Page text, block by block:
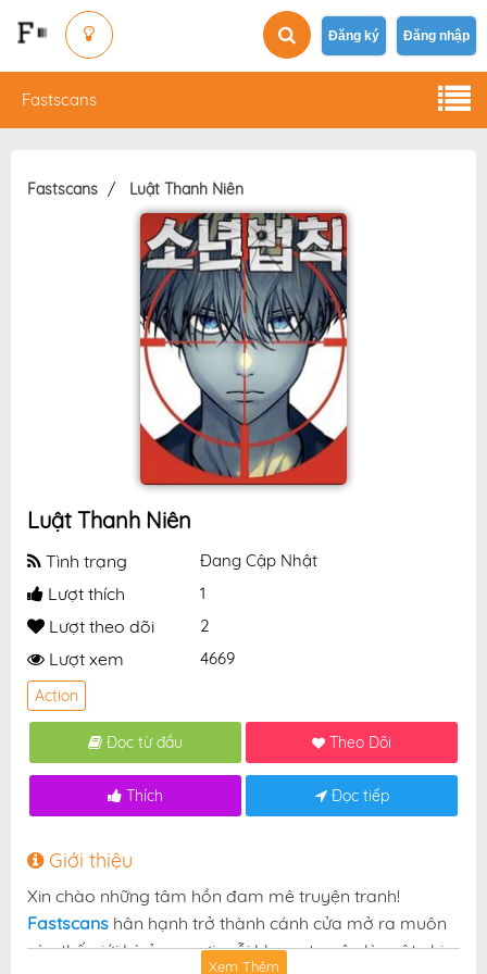
Đăng ký Đăng nhập
Fastscans
Fastscans Luật Thanh Niên
Luật Thanh Niên
Tình trạng Đang Cập Nhật
Lượt thích 1
Lượt theo dõi 2
Lượt xem 4669
Action
Đọc từ đầu Theo Dõi
Thích Đọc tiếp
Giới thiệu
Xin chào những tâm hồn đam mê truyện tranh!
Fastscans hân hạnh trở thành cánh cửa mở ra muôn
vàn thế giới kỳ ảo — nơi mỗi khung truyện là một nhịp
Xem Thêm